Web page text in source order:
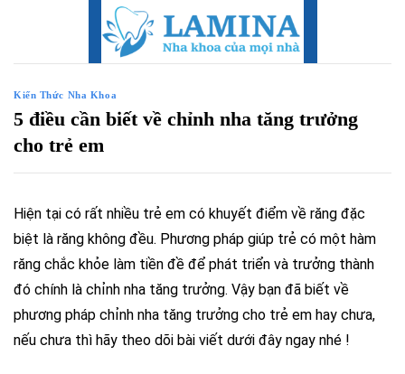
Kiến Thức Nha Khoa
5 điều cần biết về chỉnh nha tăng trưởng
cho trẻ em
Hiện tại có rất nhiều trẻ em có khuyết điểm về răng đặc
biệt là răng không đều. Phương pháp giúp trẻ có một hàm
răng chắc khỏe làm tiền đề để phát triển và trưởng thành
đó chính là chỉnh nha tăng trưởng. Vậy bạn đã biết về
phương pháp chỉnh nha tăng trưởng cho trẻ em hay chưa,
nếu chưa thì hãy theo dõi bài viết dưới đây ngay nhé !